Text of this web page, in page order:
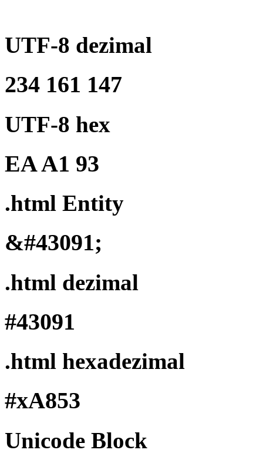
UTF-8 dezimal
234 161 147
UTF-8 hex
EA A1 93
.html Entity
&#43091;
.html dezimal
#43091
.html hexadezimal
#xA853
Unicode Block